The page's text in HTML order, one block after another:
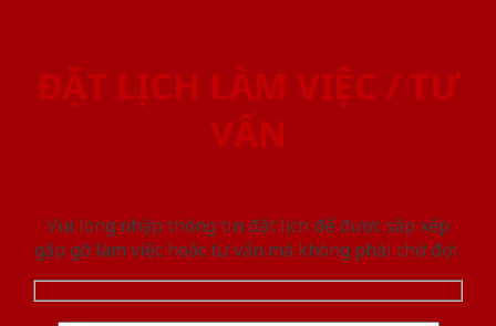
ĐẶT LỊCH LÀM VIỆC / TƯ
VẤN
Vui lòng nhập thông tin đặt lịch để được sắp xếp
gặp gỡ làm việc hoăc tư vấn mà không phải chờ đợi.